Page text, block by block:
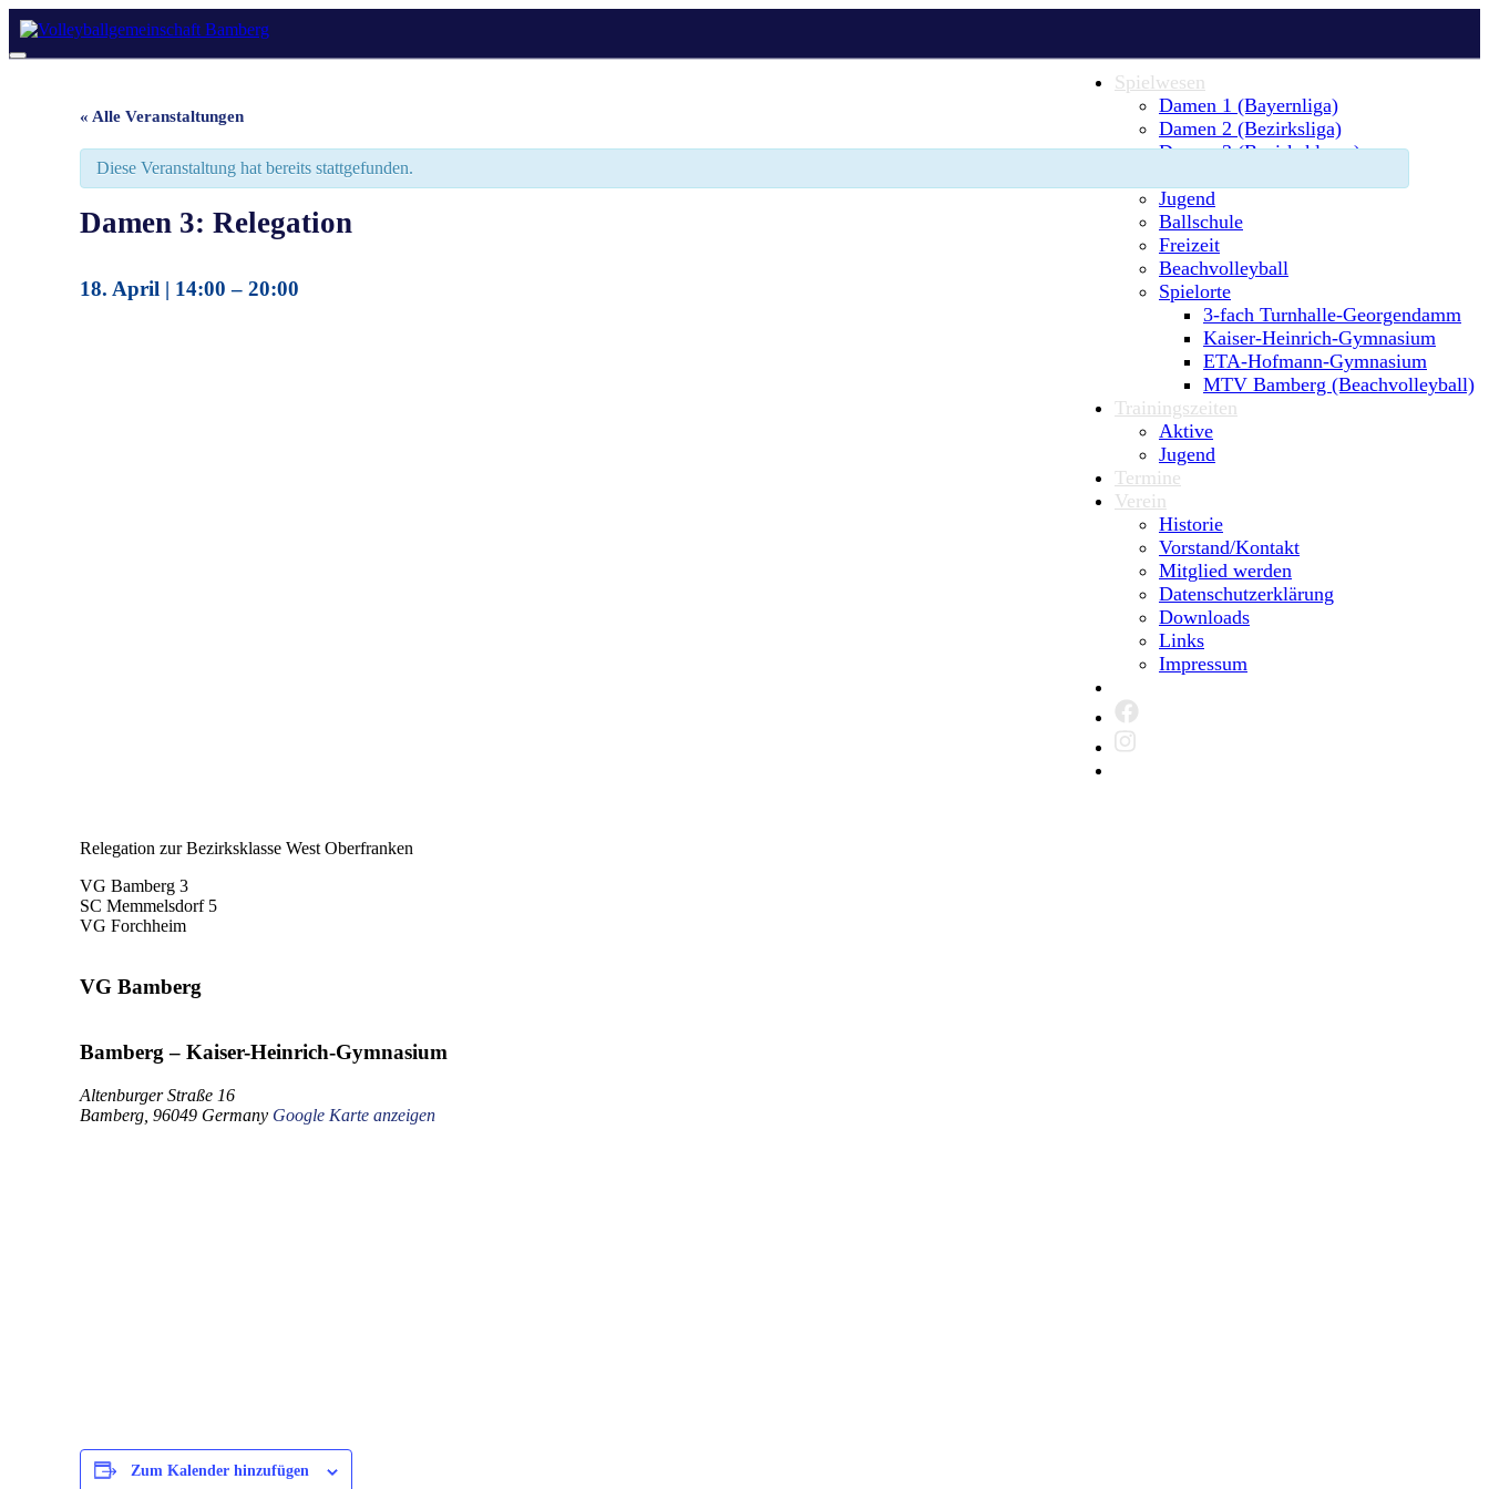
Skip
to
content
Spielwesen
Damen 1 (Bayernliga)
Damen 2 (Bezirksliga)
Damen 3 (Bezirksklasse)
Jugend
Ballschule
Freizeit
Beachvolleyball
Spielorte
3-fach Turnhalle-Georgendamm
Kaiser-Heinrich-Gymnasium
ETA-Hofmann-Gymnasium
MTV Bamberg (Beachvolleyball)
Trainingszeiten
Aktive
Jugend
Termine
Verein
Historie
Vorstand/Kontakt
Mitglied werden
Datenschutzerklärung
Downloads
Links
Impressum
Menu
« Alle Veranstaltungen
Diese Veranstaltung hat bereits stattgefunden.
Damen 3: Relegation
18. April | 14:00– 20:00
Relegation zur Bezirksklasse West Oberfranken
VG Bamberg 3
SC Memmelsdorf 5
VG Forchheim
VG Bamberg
Bamberg – Kaiser-Heinrich-Gymnasium
Altenburger Straße 16
Bamberg 96049 Germany Google Karte anzeigen
Zum Kalender hinzufügen